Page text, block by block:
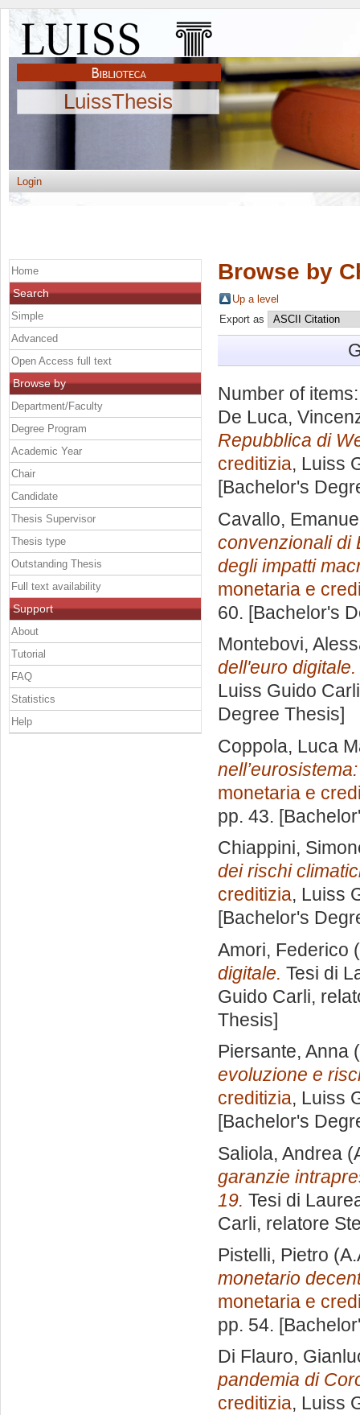
LuissThesis
Login
Browse by
Up a level
Export as
Number of
De Luca,
Repubblica di
creditizia, Luiss
[Bachelor's
Cavallo,
convenzionali di
degli impatti
monetaria e
60. [Bachelor's
Montebovi,
dell'euro digitale.
Luiss Guido
Degree Thesis]
Coppola, Luca
monetaria e
pp. 43.
Chiappini,
dei rischi
creditizia, Luiss
[Bachelor's
Amori, Federico
digitale. Tesi di
Guido Carli,
Thesis]
Piersante, Anna
evoluzione e
creditizia, Luiss
[Bachelor's
Saliola, Andrea
garanzie
19. Tesi di
Carli, relatore
Pistelli, Pietro
monetario
monetaria e
pp. 54.
Di Flauro,
pandemia di
creditizia, Luiss
Home
Search
Simple
Advanced
Open Access full text
Browse by
Department/Faculty
Degree Program
Academic Year
Chair
Candidate
Thesis Supervisor
Thesis type
Outstanding Thesis
Full text availability
Support
About
Tutorial
FAQ
Statistics
Help